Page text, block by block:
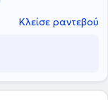
Κλείσε ραντεβού